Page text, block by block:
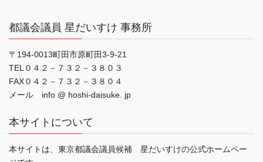
都議会議員 星だいすけ 事務所
〒194-0013町田市原町田3-9-21
TEL０４２－７３２－３８０３
FAX０４２－７３２－３８０４
メール info @ hoshi-daisuke. jp
本サイトについて
本サイトは、東京都議会議員候補 星だいすけの公式ホームペー